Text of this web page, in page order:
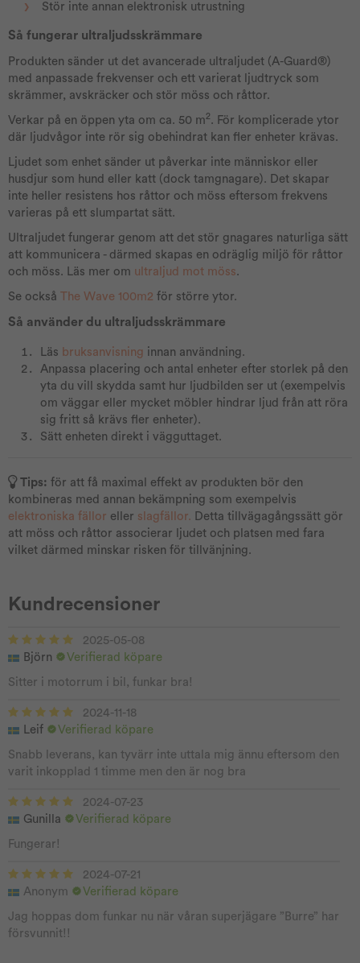
Stör inte annan elektronisk utrustning
Så fungerar ultraljudsskrämmare
Produkten sänder ut det avancerade ultraljudet (A-Guard®)
med anpassade frekvenser och ett varierat ljudtryck som
skrämmer, avskräcker och stör möss och råttor.
Verkar på en öppen yta om ca. 50 m2. För komplicerade ytor
där ljudvågor inte rör sig obehindrat kan fler enheter krävas.
Ljudet som enhet sänder ut påverkar inte människor eller
husdjur som hund eller katt (dock tamgnagare). Det skapar
inte heller resistens hos råttor och möss eftersom frekvens
varieras på ett slumpartat sätt.
Ultraljudet fungerar genom att det stör gnagares naturliga sätt
att kommunicera - därmed skapas en odräglig miljö för råttor
och möss. Läs mer om ultraljud mot möss.
Se också The Wave 100m2 för större ytor.
Så använder du ultraljudsskrämmare
Läs bruksanvisning innan användning.
Anpassa placering och antal enheter efter storlek på den
yta du vill skydda samt hur ljudbilden ser ut (exempelvis
om väggar eller mycket möbler hindrar ljud från att röra
sig fritt så krävs fler enheter).
Sätt enheten direkt i vägguttaget.
Tips: för att få maximal effekt av produkten bör den
kombineras med annan bekämpning som exempelvis
elektroniska fällor eller slagfällor. Detta tillvägagångssätt gör
att möss och råttor associerar ljudet och platsen med fara
vilket därmed minskar risken för tillvänjning.
Kundrecensioner
2025-05-08
Björn
Verifierad köpare
Sitter i motorrum i bil, funkar bra!
2024-11-18
Leif
Verifierad köpare
Snabb leverans, kan tyvärr inte uttala mig ännu eftersom den
varit inkopplad 1 timme men den är nog bra
2024-07-23
Gunilla
Verifierad köpare
Fungerar!
2024-07-21
Anonym
Verifierad köpare
Jag hoppas dom funkar nu när våran superjägare ”Burre” har
försvunnit!!